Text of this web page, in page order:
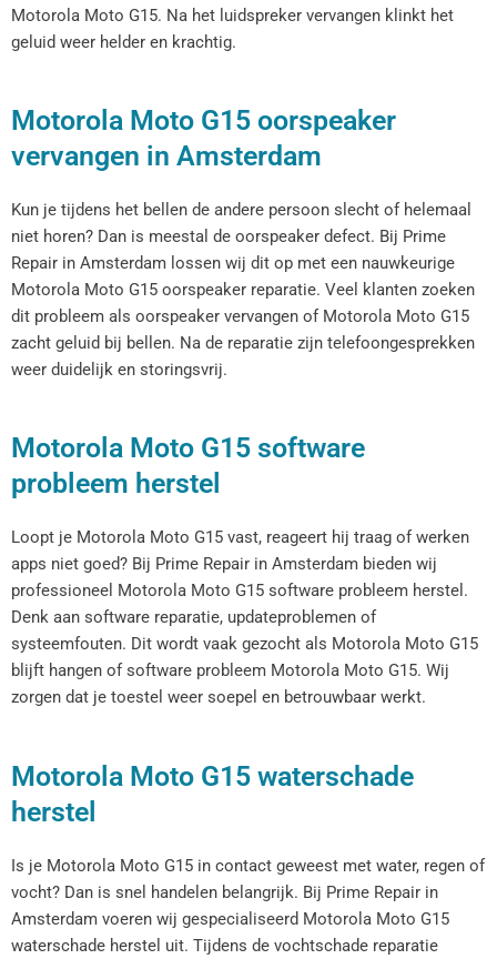
Motorola Moto G15. Na het luidspreker vervangen klinkt het
geluid weer helder en krachtig.
Motorola Moto G15 oorspeaker
vervangen in Amsterdam
Kun je tijdens het bellen de andere persoon slecht of helemaal
niet horen? Dan is meestal de oorspeaker defect. Bij Prime
Repair in Amsterdam lossen wij dit op met een nauwkeurige
Motorola Moto G15 oorspeaker reparatie. Veel klanten zoeken
dit probleem als oorspeaker vervangen of Motorola Moto G15
zacht geluid bij bellen. Na de reparatie zijn telefoongesprekken
weer duidelijk en storingsvrij.
Motorola Moto G15 software
probleem herstel
Loopt je Motorola Moto G15 vast, reageert hij traag of werken
apps niet goed? Bij Prime Repair in Amsterdam bieden wij
professioneel Motorola Moto G15 software probleem herstel.
Denk aan software reparatie, updateproblemen of
systeemfouten. Dit wordt vaak gezocht als Motorola Moto G15
blijft hangen of software probleem Motorola Moto G15. Wij
zorgen dat je toestel weer soepel en betrouwbaar werkt.
Motorola Moto G15 waterschade
herstel
Is je Motorola Moto G15 in contact geweest met water, regen of
vocht? Dan is snel handelen belangrijk. Bij Prime Repair in
Amsterdam voeren wij gespecialiseerd Motorola Moto G15
waterschade herstel uit. Tijdens de vochtschade reparatie